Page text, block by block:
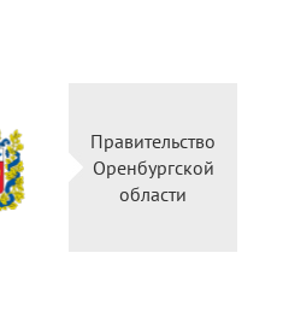
Правительство
Оренбургской
области